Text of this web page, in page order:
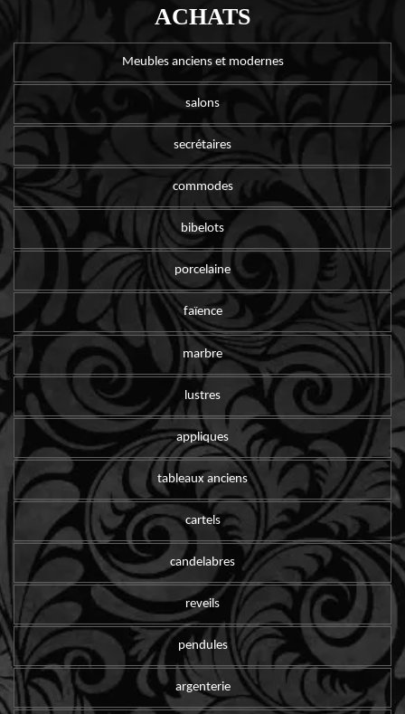
ACHATS
Meubles anciens et modernes
salons
secrétaires
commodes
bibelots
porcelaine
faïence
marbre
lustres
appliques
tableaux anciens
cartels
candelabres
reveils
pendules
argenterie